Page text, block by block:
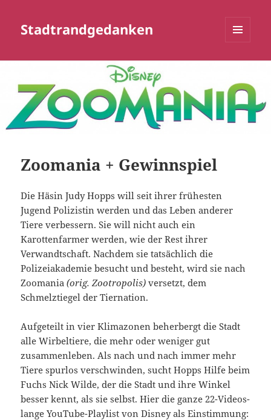
Stadtrandgedanken
Zoomania + Gewinnspiel
Die Häsin Judy Hopps will seit ihrer frühesten
Jugend Polizistin werden und das Leben anderer
Tiere verbessern. Sie will nicht auch ein
Karottenfarmer werden, wie der Rest ihrer
Verwandtschaft. Nachdem sie tatsächlich die
Polizeiakademie besucht und besteht, wird sie nach
Zoomania(orig. Zootropolis) versetzt, dem
Schmelztiegel der Tiernation.
Aufgeteilt in vier Klimazonen beherbergt die Stadt
alle Wirbeltiere, die mehr oder weniger gut
zusammenleben. Als nach und nach immer mehr
Tiere spurlos verschwinden, sucht Hopps Hilfe beim
Fuchs Nick Wilde, der die Stadt und ihre Winkel
besser kennt, als sie selbst. Hier die ganze 22-Videos-
lange YouTube-Playlist von Disney als Einstimmung: